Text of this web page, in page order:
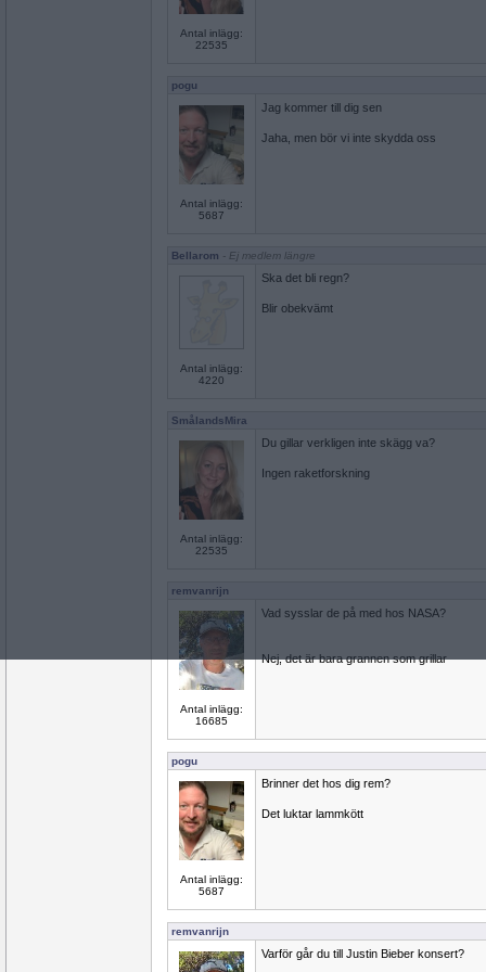
Antal inlägg:
22535
pogu
Antal inlägg:
5687
Jag kommer till dig sen
Jaha, men bör vi inte skydda oss
Bellarom - Ej medlem längre
Antal inlägg:
4220
Ska det bli regn?
Blir obekvämt
SmålandsMira
Antal inlägg:
22535
Du gillar verkligen inte skägg va?
Ingen raketforskning
remvanrijn
Antal inlägg:
16685
Vad sysslar de på med hos NASA?
Nej, det är bara grannen som grillar
pogu
Antal inlägg:
5687
Brinner det hos dig rem?
Det luktar lammkött
remvanrijn
Varför går du till Justin Bieber konsert?